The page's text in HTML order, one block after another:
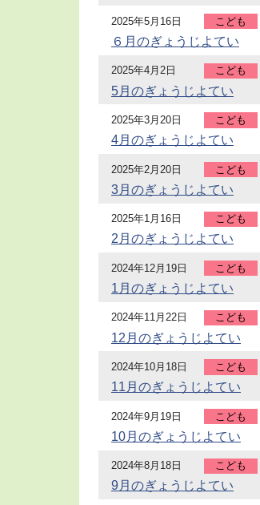
2025年5月16日 こども
６月のぎょうじよてい
2025年4月2日 こども
5月のぎょうじよてい
2025年3月20日 こども
4月のぎょうじよてい
2025年2月20日 こども
3月のぎょうじよてい
2025年1月16日 こども
2月のぎょうじよてい
2024年12月19日 こども
1月のぎょうじよてい
2024年11月22日 こども
12月のぎょうじよてい
2024年10月18日 こども
11月のぎょうじよてい
2024年9月19日 こども
10月のぎょうじよてい
2024年8月18日 こども
9月のぎょうじよてい